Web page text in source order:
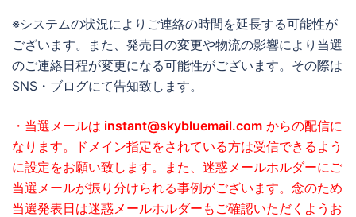
※システムの状況によりご連絡の時間を延長する可能性が
ございます。また、発売日の変更や物流の影響により当選
のご連絡日程が変更になる可能性がございます。その際は
SNS・ブログにて告知致します。
・当選メールは instant@skybluemail.com からの配信に
なります。ドメイン指定をされている方は受信できるよう
に設定をお願い致します。また、迷惑メールホルダーにご
当選メールが振り分けられる事例がございます。念のため
当選発表日は迷惑メールホルダーもご確認いただくようお